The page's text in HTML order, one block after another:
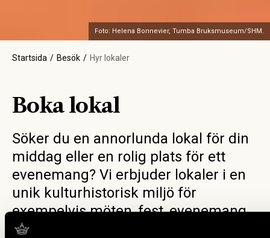
Foto: Helena Bonnevier, Tumba Bruksmuseum/SHM.
Startsida Besök Hyr lokaler
Boka lokal
Söker du en annorlunda lokal för din
middag eller en rolig plats för ett
evenemang? Vi erbjuder lokaler i en
unik kulturhistorisk miljö för
exempelvis möten, fest, evenemang,
eller företagsfotografering.